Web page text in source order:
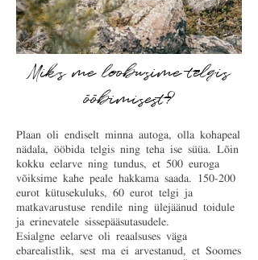
Miks me loobusime telgis
ööbimisest?
Plaan oli endiselt minna autoga, olla kohapeal
nädala, ööbida telgis ning teha ise süüa. Lõin
kokku eelarve ning tundus, et 500 euroga
võiksime kahe peale hakkama saada. 150-200
eurot kütusekuluks, 60 eurot telgi ja
matkavarustuse rendile ning ülejäänud toidule
ja erinevatele sissepääsutasudele.
Esialgne eelarve oli reaalsuses väga
ebarealistlik, sest ma ei arvestanud, et Soomes